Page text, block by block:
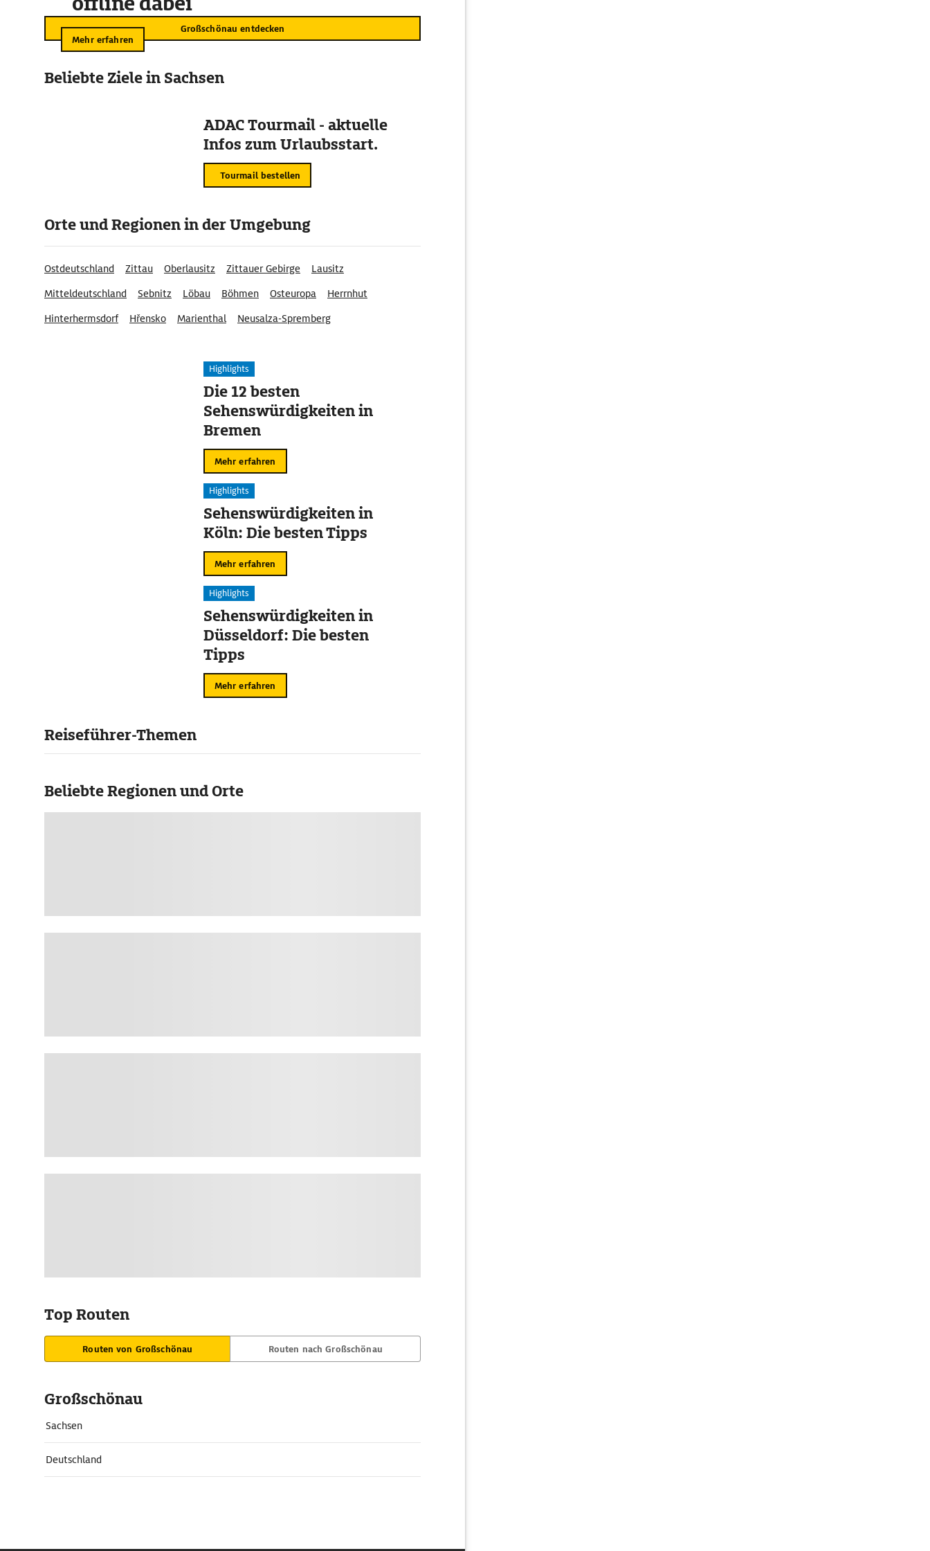
Großschönau entdecken
Mehr erfahren
Beliebte Ziele in Sachsen
ADAC Tourmail - aktuelle
Infos zum Urlaubsstart.
Tourmail bestellen
Orte und Regionen in der Umgebung
Ostdeutschland Zittau Oberlausitz Zittauer Gebirge
Lausitz
Mitteldeutschland
Sebnitz Löbau Böhmen Osteuropa
Herrnhut
Hinterhermsdorf
Hřensko Marienthal
Neusalza-Spremberg
Highlights
Die 12 besten
Sehenswürdigkeiten in
Bremen
Mehr erfahren
Highlights
Sehenswürdigkeiten in
Köln: Die besten Tipps
Mehr erfahren
Highlights
Sehenswürdigkeiten in
Düsseldorf: Die besten
Tipps
Mehr erfahren
Reiseführer-Themen
Beliebte Regionen und Orte
Top Routen
Routen von Großschönau Routen nach Großschönau
Großschönau
Sachsen
Deutschland